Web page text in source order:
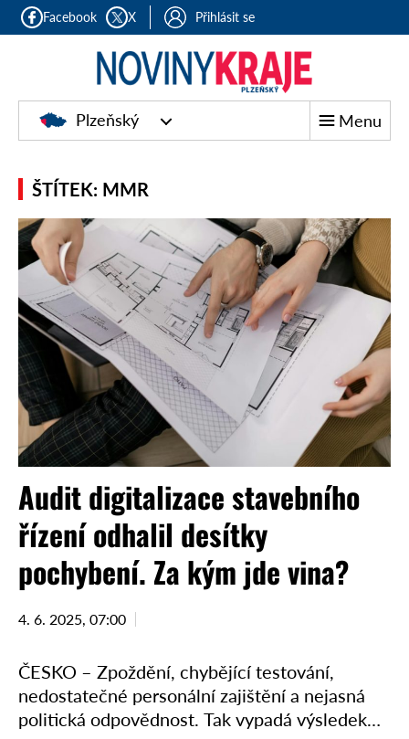
Facebook X Přihlásit se
Plzeňský Menu
ŠTÍTEK: MMR
Audit digitalizace stavebního
řízení odhalil desítky
pochybení. Za kým jde vina?
4. 6. 2025, 07:00
ČESKO – Zpoždění, chybějící testování,
nedostatečné personální zajištění a nejasná
politická odpovědnost. Tak vypadá výsledek